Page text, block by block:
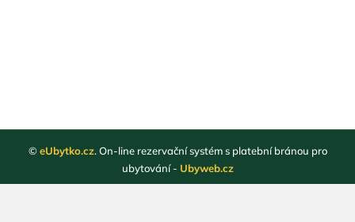
© eUbytko.cz. On-line rezervační systém s platební bránou pro
ubytování - Ubyweb.cz